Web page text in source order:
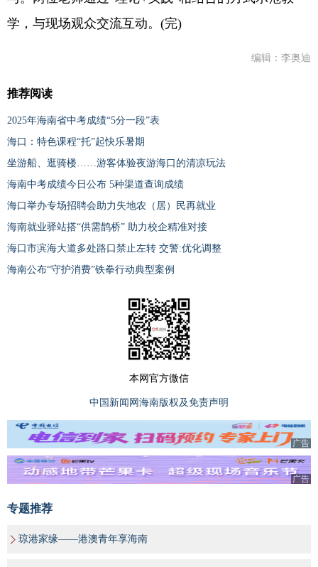
学，与现场观众交流互动。(完)
编辑：李奥迪
推荐阅读
2025年海南省中考成绩“5分一段”表
海口：特色课程“托”起快乐暑期
坐游船、逛骑楼……游客体验夜游海口的清凉玩法
海南中考成绩今日公布 5种渠道查询成绩
海口举办专场招聘会助力失地农（居）民再就业
海南就业驿站搭“供需鹊桥” 助力校企精准对接
海口市滨海大道多处路口禁止左转 交警:优化调整
海南公布“守护消费”铁拳行动典型案例
本网官方微信
中国新闻网海南版权及免责声明
广告
广告
专题推荐
琼港家缘——港澳青年享海南